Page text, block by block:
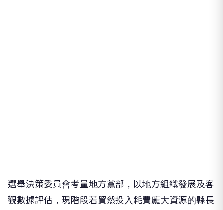
選舉決策委員會考量地方黨部，以地方組織發展及客
觀數據評估，現階段若貿然投入耗費龐大資源的縣長